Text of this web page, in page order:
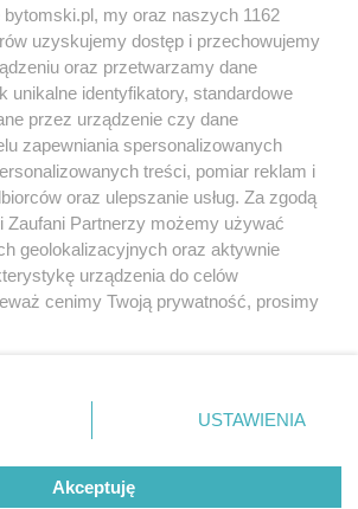
lokalnych
prywatności regulamin korzystania z portali
Skontaktuj sięz nami
Kontakt
Wydawca
Pogoda
bytomski.pl, my oraz naszych 1162
uzyskujemy dostęp i przechowujemy
oraz przetwarzamy dane
unikalne identyfikatory, standardowe
przez urządzenie czy dane
zapewniania spersonalizowanych
treści, pomiar reklam i
oraz ulepszanie usług. Za zgodą
Zaufani Partnerzy możemy używać
geolokalizacyjnych oraz aktywnie
urządzenia do celów
cenimy Twoją prywatność, prosimy
się w lewym dolnym rogu strony
przetwarzania danych nie wymagają
ale masz prawo sprzeciwić się
Preferencje będą miały
USTAWIENIA
Akceptuję